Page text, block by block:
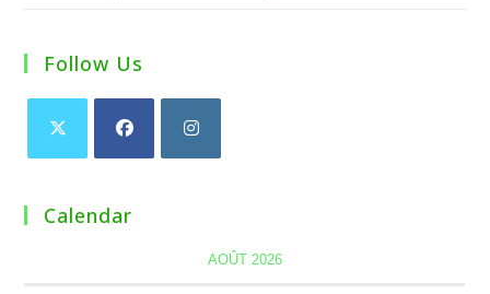
Follow Us
Calendar
AOÛT 2026